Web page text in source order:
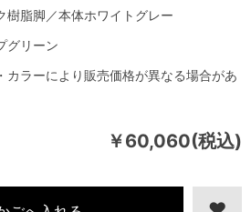
￥60,060(税込)
カラーにより販売価格が異なる場合があ
樹脂脚／本体ホワイトグレー
グリーン